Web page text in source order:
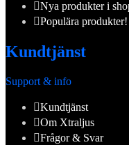
Nya produkter i
Populära produkter!
Kundtjänst
Support & info
Kundtjänst
Om Xtraljus
Frågor & Svar